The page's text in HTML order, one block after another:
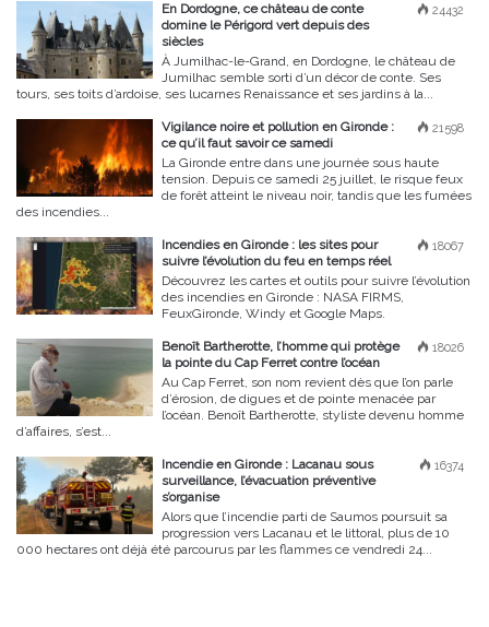
24432
En Dordogne, ce château de conte
domine le Périgord vert depuis des
siècles
À Jumilhac-le-Grand, en Dordogne, le château de
Jumilhac semble sorti d’un décor de conte. Ses
tours, ses toits d’ardoise, ses lucarnes Renaissance et ses jardins à la...
21598
Vigilance noire et pollution en Gironde :
ce qu’il faut savoir ce samedi
La Gironde entre dans une journée sous haute
tension. Depuis ce samedi 25 juillet, le risque feux
de forêt atteint le niveau noir, tandis que les fumées
des incendies...
18067
Incendies en Gironde : les sites pour
suivre l’évolution du feu en temps réel
Découvrez les cartes et outils pour suivre l’évolution
des incendies en Gironde : NASA FIRMS,
FeuxGironde, Windy et Google Maps.
18026
Benoît Bartherotte, l’homme qui protège
la pointe du Cap Ferret contre l’océan
Au Cap Ferret, son nom revient dès que l’on parle
d’érosion, de digues et de pointe menacée par
l’océan. Benoît Bartherotte, styliste devenu homme
d’affaires, s’est...
16374
Incendie en Gironde : Lacanau sous
surveillance, l’évacuation préventive
s’organise
Alors que l’incendie parti de Saumos poursuit sa
progression vers Lacanau et le littoral, plus de 10
000 hectares ont déjà été parcourus par les flammes ce vendredi 24...